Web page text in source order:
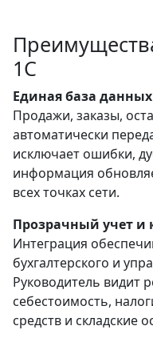
1С
Единая база
Продажи, заказы,
автоматически
исключает ошибки,
информация
всех точках сети.
Прозрачный учет и
Интеграция
бухгалтерского и
Руководитель видит
себестоимость,
средств и складские